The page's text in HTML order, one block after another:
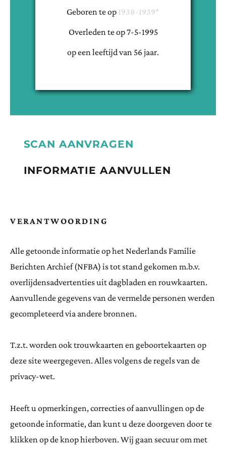
Geboren teop 1938-1939*
Overleden teop7-5-1995
op een leeftijd van 56jaar.
SCAN AANVRAGEN
INFORMATIE AANVULLEN
VERANTWOORDING
Alle getoonde informatie op het Nederlands Familie
Berichten Archief (NFBA) is tot stand gekomen m.b.v.
overlijdensadvertenties uit dagbladen en rouwkaarten.
Aanvullende gegevens van de vermelde personen werden
gecompleteerd via andere bronnen.
T.z.t. worden ook trouwkaarten en geboortekaarten op
deze site weergegeven. Alles volgens de regels van de
privacy-wet.
Heeft u opmerkingen, correcties of aanvullingen op de
getoonde informatie, dan kunt u deze doorgeven door te
klikken op de knop hierboven. Wij gaan secuur om met